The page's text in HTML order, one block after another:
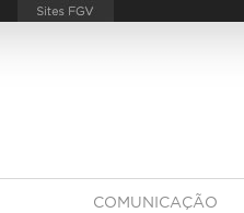
COMUNICAÇÃO